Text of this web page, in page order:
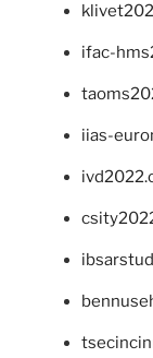
ifac-
iias-